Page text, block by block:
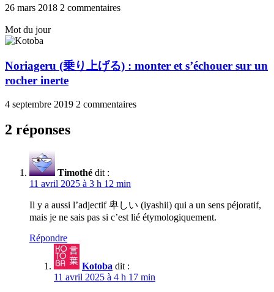
26 mars 2018 2 commentaires
Mot du jour
Noriageru (乗り上げる) : monter et s’échouer sur un
rocher inerte
4 septembre 2019 2 commentaires
2 réponses
Timothé dit :
11 avril 2025 à 3 h 12 min
Il y a aussi l’adjectif 卑しい (iyashii) qui a un sens péjoratif,
mais je ne sais pas si c’est lié étymologiquement.
Répondre
Kotoba dit :
11 avril 2025 à 4 h 17 min